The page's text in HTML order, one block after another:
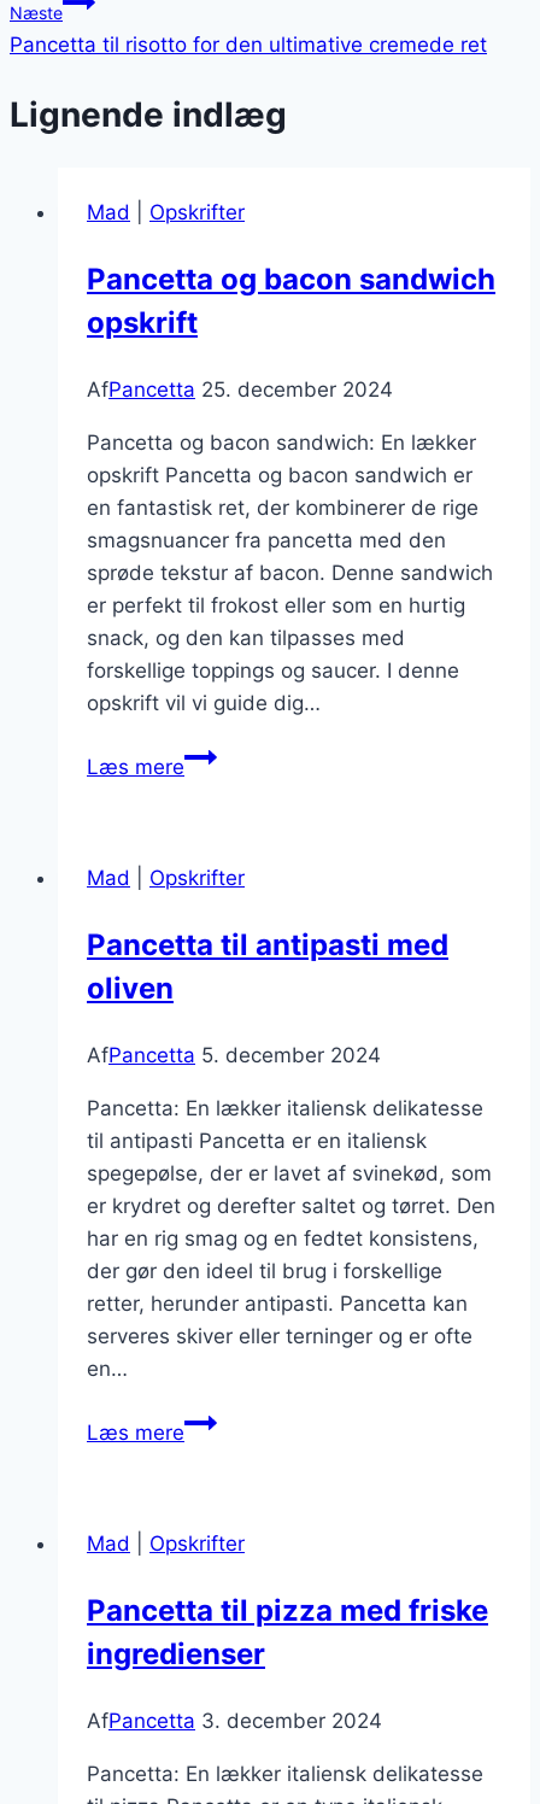
Næste
Pancetta til risotto for den ultimative cremede ret
Lignende indlæg
Mad Opskrifter
Pancetta og bacon sandwich
opskrift
AfPancetta 25. december 2024
Pancetta og bacon sandwich: En lækker
opskrift Pancetta og bacon sandwich er
en fantastisk ret, der kombinerer de rige
smagsnuancer fra pancetta med den
sprøde tekstur af bacon. Denne sandwich
er perfekt til frokost eller som en hurtig
snack, og den kan tilpasses med
forskellige toppings og saucer. I denne
opskrift vil vi guide dig…
Læs merePancetta
opskrift
Mad Opskrifter
Pancetta til antipasti med
oliven
AfPancetta 5. december 2024
Pancetta: En lækker italiensk delikatesse
til antipasti Pancetta er en italiensk
spegepølse, der er lavet af svinekød, som
er krydret og derefter saltet og tørret. Den
har en rig smag og en fedtet konsistens,
der gør den ideel til brug i forskellige
retter, herunder antipasti. Pancetta kan
serveres skiver eller terninger og er ofte
en…
Læs merePancetta
oliven
Mad Opskrifter
Pancetta til pizza med friske
ingredienser
AfPancetta 3. december 2024
Pancetta: En lækker italiensk delikatesse